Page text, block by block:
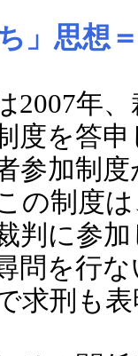
」思想
年
度を答
参加制
の制度
判に参
問を行
求刑も